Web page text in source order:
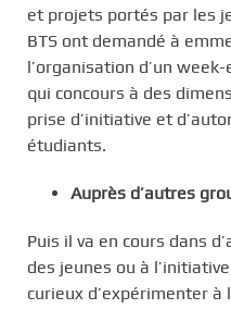
et projets portés par les
BTS ont demandé à
l’organisation d’un
qui concours à des
prise d’initiative et
étudiants.
Auprès d’autres
Puis il va en cours dans
des jeunes ou à
curieux d’expérimenter à